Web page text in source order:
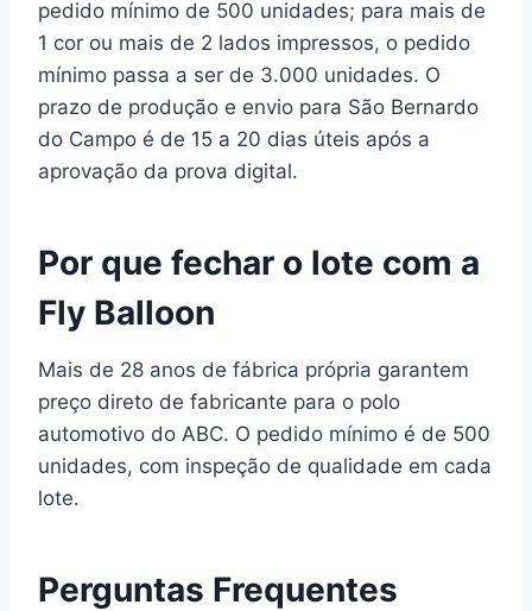
pedido mínimo de 500 unidades; para mais de
1 cor ou mais de 2 lados impressos, o pedido
mínimo passa a ser de 3.000 unidades. O
prazo de produção e envio para São Bernardo
do Campo é de 15 a 20 dias úteis após a
aprovação da prova digital.
Por que fechar o lote com a
Fly Balloon
Mais de 28 anos de fábrica própria garantem
preço direto de fabricante para o polo
automotivo do ABC. O pedido mínimo é de 500
unidades, com inspeção de qualidade em cada
lote.
Perguntas Frequentes